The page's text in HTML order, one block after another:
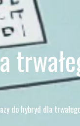
do hybryd dla